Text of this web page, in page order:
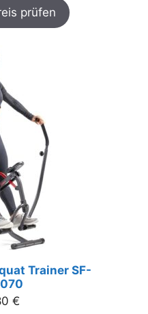
prüfen
Trainer SF-
€